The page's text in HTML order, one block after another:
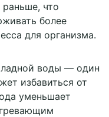
что
более
для организма.
воды — один
избавиться от
уменьшает